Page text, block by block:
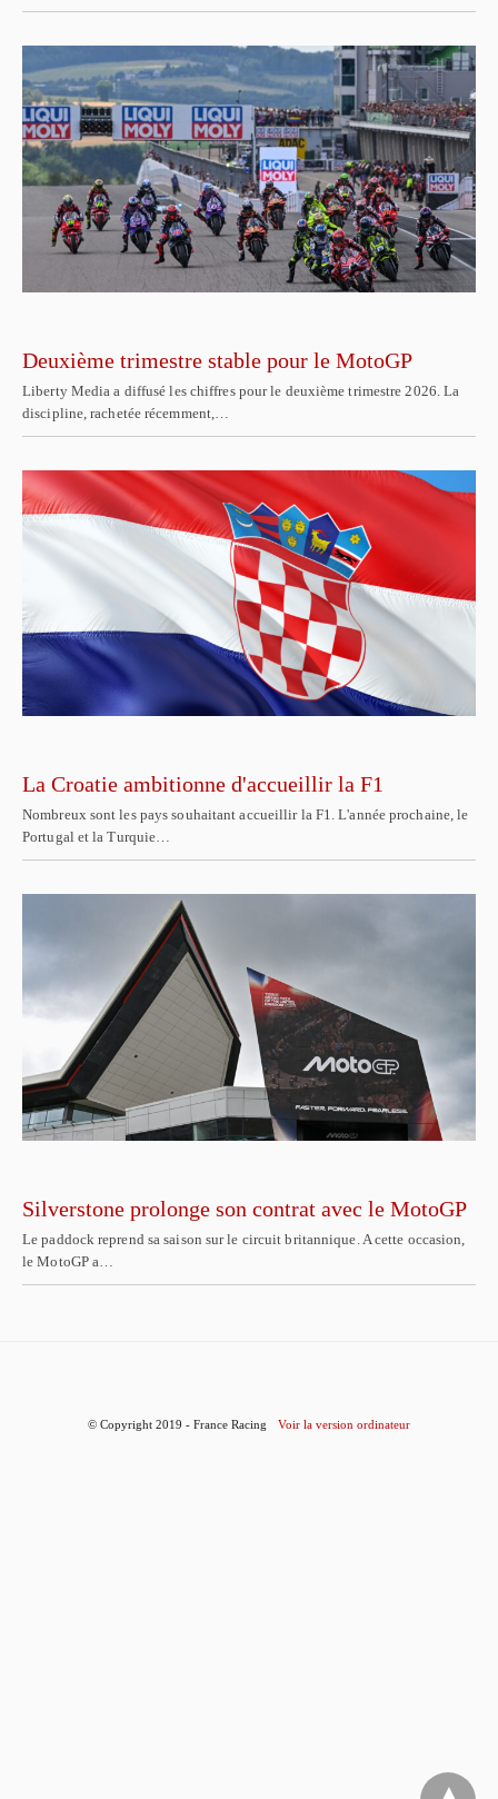
Deuxième trimestre stable pour le MotoGP
Liberty Media a diffusé les chiffres pour le deuxième trimestre 2026. La
discipline, rachetée récemment,…
La Croatie ambitionne d'accueillir la F1
Nombreux sont les pays souhaitant accueillir la F1. L'année prochaine, le
Portugal et la Turquie…
Silverstone prolonge son contrat avec le MotoGP
Le paddock reprend sa saison sur le circuit britannique. A cette occasion,
le MotoGP a…
© Copyright 2019 - France Racing Voir la version ordinateur